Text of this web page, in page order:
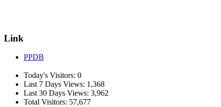
Link
PPDB
Today's Visitors: 0
Last 7 Days Views: 1,368
Last 30 Days Views: 3,962
Total Visitors: 57,677